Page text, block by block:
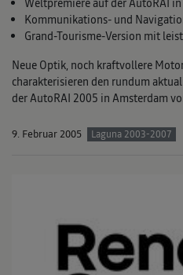
Kommunikations- und
Grand-Tourisme-Version mit
Neue Optik, noch kraftvollere
charakterisieren den rundum
der AutoRAI 2005 in Amsterdam
9. Februar 2005 Laguna 2003-2007